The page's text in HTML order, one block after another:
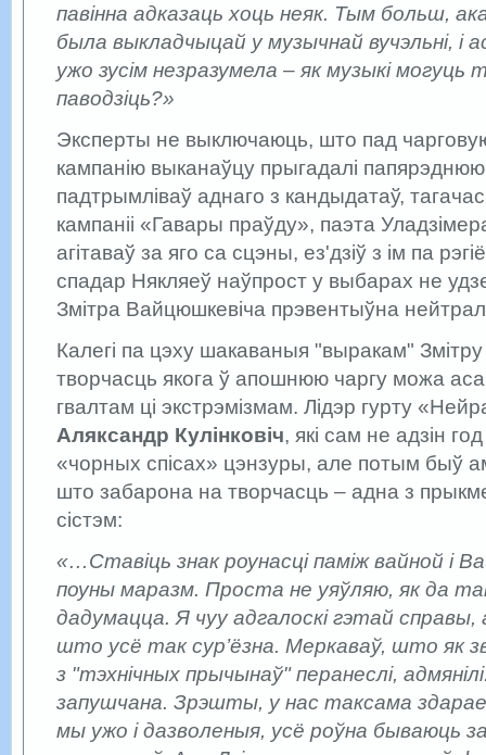
павінна адказаць хоць неяк. Тым больш,
была выкладчыцай у музычнай вучэльні, і
ужо зусім незразумела – як музыкі могуць
паводзіць?»
Эксперты не выключаюць, што пад
кампанію выканаўцу прыгадалі
падтрымліваў аднаго з кандыдатаў,
кампаніі «Гавары праўду», паэта
агітаваў за яго са сцэны, ез'дзіў з ім па
спадар Някляеў наўпрост у выбарах не
Змітра Вайцюшкевіча прэвентыўна
Калегі па цэху шакаваныя "выракам"
творчасць якога ў апошнюю чаргу можа
гвалтам ці экстрэмізмам. Лідэр гурту
Аляксандр Кулінковіч, які сам не адзін
«чорных спісах» цэнзуры, але потым быў
што забарона на творчасць – адна з
сістэм:
«…Ставіць знак роунасці паміж вайной і
поуны маразм. Проста не уяўляю, як да
дадумацца. Я чуу адгалоскі гэтай справы,
што усё так сур’ёзна. Меркаваў, што як
з "тэхнічных прычынаў" перанеслі,
запушчана. Зрэшты, у нас таксама
мы ужо і дазволеныя, усё роўна бываюць